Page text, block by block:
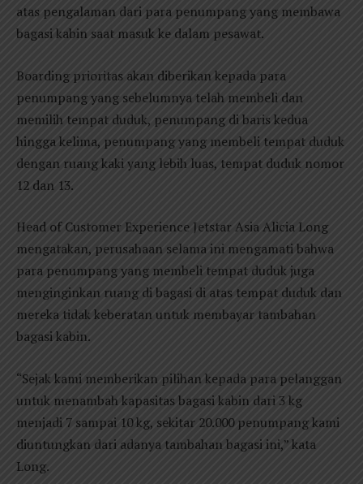
atas pengalaman dari para penumpang yang membawa
bagasi kabin saat masuk ke dalam pesawat.
Boarding prioritas akan diberikan kepada para
penumpang yang sebelumnya telah membeli dan
memilih tempat duduk, penumpang di baris kedua
hingga kelima, penumpang yang membeli tempat duduk
dengan ruang kaki yang lebih luas, tempat duduk nomor
12 dan 13.
Head of Customer Experience Jetstar Asia Alicia Long
mengatakan, perusahaan selama ini mengamati bahwa
para penumpang yang membeli tempat duduk juga
menginginkan ruang di bagasi di atas tempat duduk dan
mereka tidak keberatan untuk membayar tambahan
bagasi kabin.
“Sejak kami memberikan pilihan kepada para pelanggan
untuk menambah kapasitas bagasi kabin dari 3 kg
menjadi 7 sampai 10 kg, sekitar 20.000 penumpang kami
diuntungkan dari adanya tambahan bagasi ini,” kata
Long.